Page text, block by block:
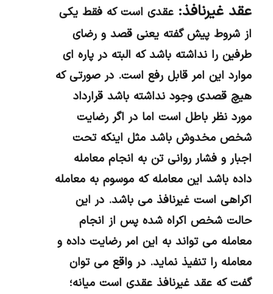
عقد غیرنافذ: عقدی است که فقط یکی
از شروط پیش گفته یعنی قصد و رضای
طرفین را نداشته باشد که البته در پاره ای
موارد این امر قابل رفع است. در صورتی که
هیچ قصدی وجود نداشته باشد قرارداد
مورد نظر باطل است اما در اگر رضایت
شخص مخدوش باشد مثل اینکه تحت
اجبار و فشار روانی تن به انجام معامله
داده باشد این معامله که موسوم به معامله
اکراهی است غیرنافذ می باشد. در این
حالت شخص اکراه شده پس از انجام
معامله می تواند به این امر رضایت داده و
معامله را تنفیذ نماید. در واقع می توان
گفت که عقد غیرنافذ عقدی است میانه؛